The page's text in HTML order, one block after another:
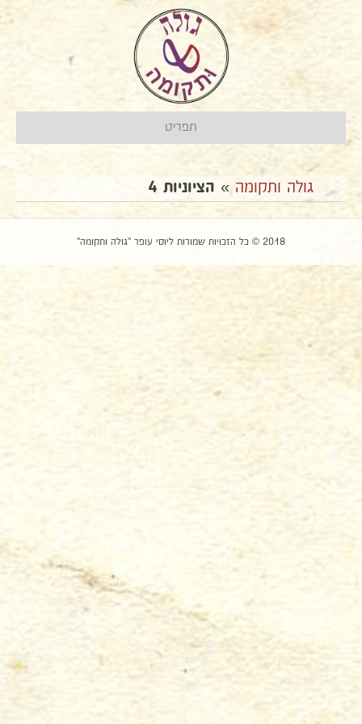
תפריט
גולה ותקומה » הציוניות 4
2018 © כל הזכויות שמורות ליוסי עופר "גולה ותקומה"